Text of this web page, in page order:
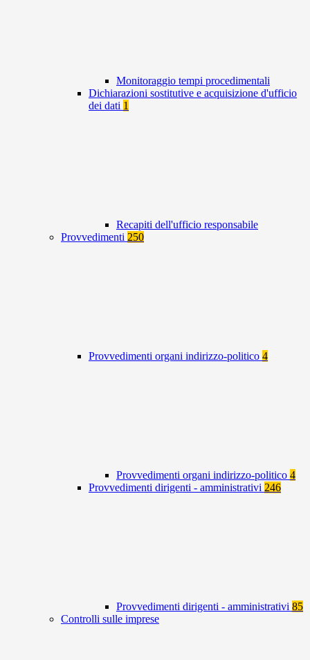
Monitoraggio tempi procedimentali
Dichiarazioni sostitutive e acquisizione d'ufficio
dei dati 1
Recapiti dell'ufficio responsabile
Provvedimenti 250
Provvedimenti organi indirizzo-politico 4
Provvedimenti organi indirizzo-politico 4
Provvedimenti dirigenti - amministrativi 246
Provvedimenti dirigenti - amministrativi 85
Controlli sulle imprese